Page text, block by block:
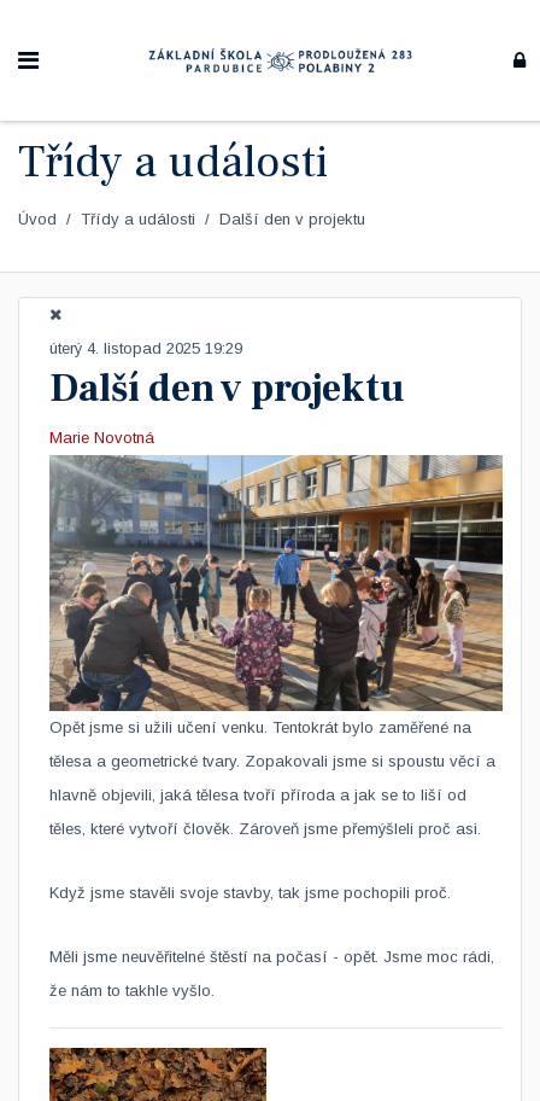
Třídy a události
Úvod Třídy a události Další den v projektu
úterý 4. listopad 2025 19:29
Další den v projektu
Marie Novotná
Opět jsme si užili učení venku. Tentokrát bylo zaměřené na
tělesa a geometrické tvary. Zopakovali jsme si spoustu věcí a
hlavně objevili, jaká tělesa tvoří příroda a jak se to liší od
těles, které vytvoří člověk. Zároveň jsme přemýšleli proč asi.
Když jsme stavěli svoje stavby, tak jsme pochopili proč.
Měli jsme neuvěřitelné štěstí na počasí - opět. Jsme moc rádi,
že nám to takhle vyšlo.